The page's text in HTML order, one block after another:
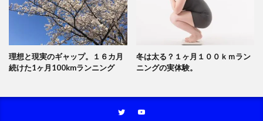
理想と現実のギャップ。１６カ月
続けた1ヶ月100kmランニング
冬は太る？１ヶ月１００ｋｍラン
ニングの実体験。